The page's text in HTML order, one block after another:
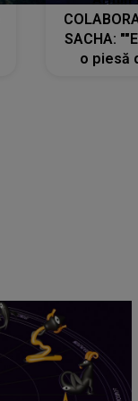
SACHA:
o piesă